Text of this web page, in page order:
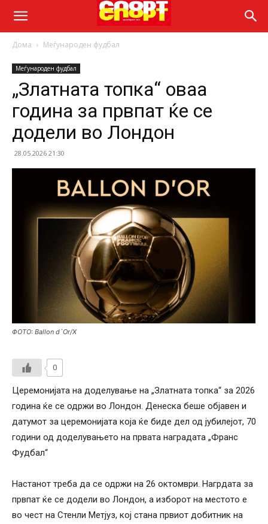
Дома Меѓународен фудбал
Меѓународен фудбал
„Златната топка“ оваа
година за првпат ќе се
додели во Лондон
28.05.2026 21:30
ФОТО: Ballon d`Or/X
0
Церемонијата на доделување на „Златната топка“ за 2026
година ќе се одржи во Лондон. Денеска беше објавен и
датумот за церемонијата која ќе биде дел од јубилејот, 70
години од доделувањето на првата наградата „Франс
Фудбал“
Настанот треба да се одржи на 26 октомври. Нагрдата за
првпат ќе се додели во Лондон, а изборот на местото е
во чест на Стенли Метјуз, кој стана првиот добитник на